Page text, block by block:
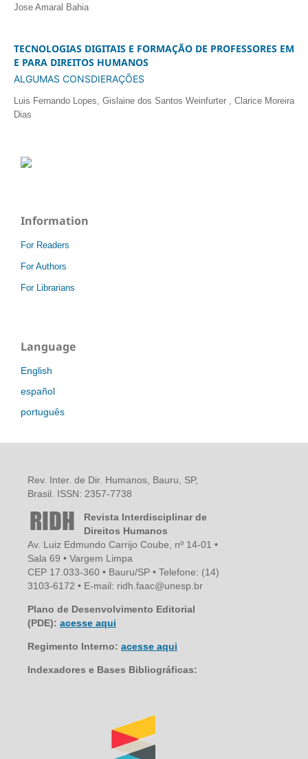
Jose Amaral Bahia
TECNOLOGIAS DIGITAIS E FORMAÇÃO DE PROFESSORES EM
E PARA DIREITOS HUMANOS
ALGUMAS CONSDIERAÇÕES
Luis Fernando Lopes, Gislaine dos Santos Weinfurter , Clarice Moreira
Dias
Information
For Readers
For Authors
For Librarians
Language
English
español
português
Rev. Inter. de Dir. Humanos, Bauru, SP,
Brasil. ISSN: 2357-7738
Revista Interdisciplinar de
Direitos Humanos
Av. Luiz Edmundo Carrijo Coube, nº 14-01 •
Sala 69 • Vargem Limpa
CEP 17.033-360 • Bauru/SP • Telefone: (14)
3103-6172 • E-mail: ridh.faac@unesp.br
Plano de Desenvolvimento Editorial
(PDE): acesse aqui
Regimento Interno: acesse aqui
Indexadores e Bases Bibliográficas: